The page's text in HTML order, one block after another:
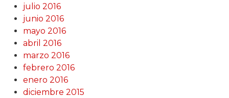
julio 2016
junio 2016
mayo 2016
abril 2016
marzo 2016
febrero 2016
enero 2016
diciembre 2015